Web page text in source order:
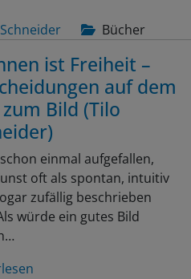
Bücher
ist Freiheit –
auf dem
Bild (Tilo
einmal aufgefallen,
oft als spontan, intuitiv
zufällig beschrieben
würde ein gutes Bild